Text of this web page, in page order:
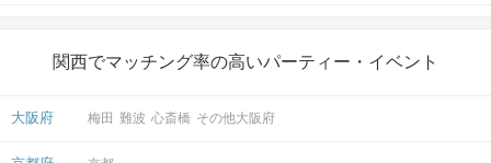
関西でマッチング率の高いパーティー・イベント
大阪府 梅田 難波 心斎橋 その他大阪府